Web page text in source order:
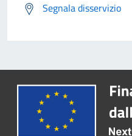
Segnala disservizio